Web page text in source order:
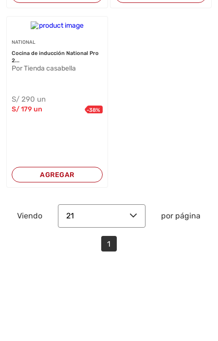
NATIONAL
Cocina de inducción National Pro
2...
Por Tienda casabella
S/290 un
S/179 un -38%
AGREGAR
Viendo 21 por página
1